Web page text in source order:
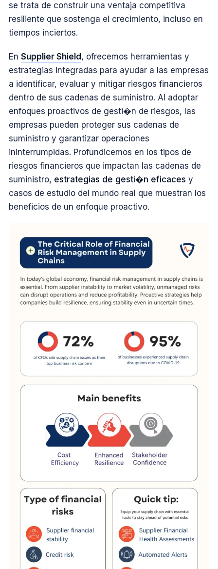
se trata de construir una ventaja competitiva
resiliente que sostenga el crecimiento, incluso en
tiempos inciertos.
En Supplier Shield, ofrecemos herramientas y
estrategias integradas para ayudar a las empresas
a identificar, evaluar y mitigar riesgos financieros
dentro de sus cadenas de suministro. Al adoptar
enfoques proactivos de gesti�n de riesgos, las
empresas pueden proteger sus cadenas de
suministro y garantizar operaciones
ininterrumpidas. Profundicemos en los tipos de
riesgos financieros que impactan las cadenas de
suministro, estrategias de gesti�n eficaces y
casos de estudio del mundo real que muestran los
beneficios de un enfoque proactivo.